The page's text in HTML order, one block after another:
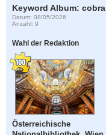
Keyword Album: cobra
Datum: 08/05/2026
Anzahl: 9
Wahl der Redaktion
Österreichische